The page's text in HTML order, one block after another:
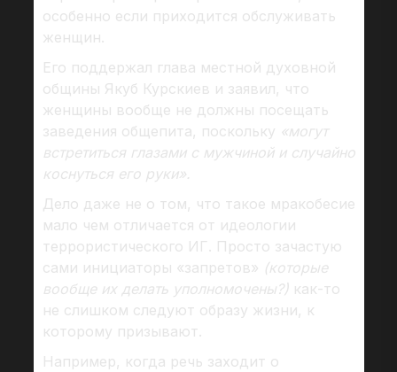
особенно если приходится обслуживать
женщин.
Его поддержал глава местной духовной
общины Якуб Курскиев и заявил, что
женщины вообще не должны посещать
заведения общепита, поскольку «могут
встретиться глазами с мужчиной и случайно
коснуться его руки».
Дело даже не о том, что такое мракобесие
мало чем отличается от идеологии
террористического ИГ. Просто зачастую
сами инициаторы «запретов» (которые
вообще их делать уполномочены?)как-то
не слишком следуют образу жизни, к
которому призывают.
Например, когда речь заходит о